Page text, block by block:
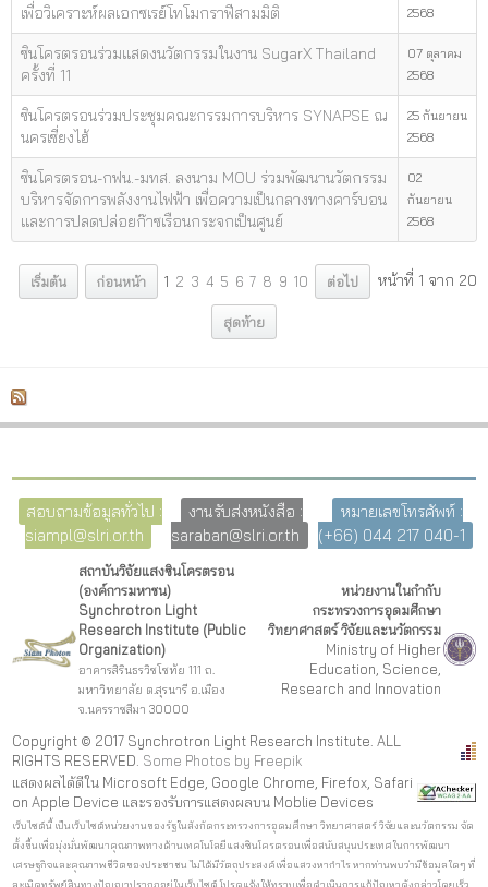
เพื่อวิเคราะห์ผลเอกซเรย์โทโมกราฟีสามมิติ
2568
ซินโครตรอนร่วมแสดงนวัตกรรมในงาน SugarX Thailand
ครั้งที่ 11
07 ตุลาคม
2568
ซินโครตรอนร่วมประชุมคณะกรรมการบริหาร SYNAPSE ณ
นครเซี่ยงไฮ้
25 กันยายน
2568
ซินโครตรอน-กฟน.-มทส. ลงนาม MOU ร่วมพัฒนานวัตกรรม
บริหารจัดการพลังงานไฟฟ้า เพื่อความเป็นกลางทางคาร์บอน
และการปลดปล่อยก๊าซเรือนกระจกเป็นศูนย์
02
กันยายน
2568
หน้าที่ 1 จาก 20
เริ่มต้น ก่อนหน้า 1 2 3 4 5 6 7 8 9 10 ต่อไป
สุดท้าย
สอบถามข้อมูลทั่วไป :
siampl@slri.or.th
งานรับส่งหนังสือ :
saraban@slri.or.th
หมายเลขโทรศัพท์ :
(+66) 044 217 040-1
สถาบันวิจัยแสงซินโครตรอน
(องค์การมหาชน)
Synchrotron Light
Research Institute (Public
Organization)
อาคารสิรินธรวิชโชทัย 111 ถ.
มหาวิทยาลัย ต.สุรนารี อ.เมือง
จ.นครราชสีมา 30000
หน่วยงานในกำกับ
กระทรวงการอุดมศึกษา
วิทยาศาสตร์ วิจัยและนวัตกรรม
Ministry of Higher
Education, Science,
Research and Innovation
Copyright © 2017 Synchrotron Light Research Institute. ALL
RIGHTS RESERVED. Some Photos by Freepik
แสดงผลได้ดีใน Microsoft Edge, Google Chrome, Firefox, Safari
on Apple Device และรองรับการแสดงผลบน Moblie Devices
เว็บไซต์นี้ เป็นเว็บไซต์หน่วยงานของรัฐในสังกัดกระทรวงการอุดมศึกษา วิทยาศาสตร์ วิจัยและนวัตกรรม จัด
ตั้งขึ้นเพื่อมุ่งมั่นพัฒนาคุณภาพทางด้านเทคโนโลยีแสงซินโครตรอนเพื่อสนับสนุนประเทศในการพัฒนา
เศรษฐกิจและคุณภาพชีวิตของประชาชน ไม่ได้มีวัตถุประสงค์เพื่อแสวงหากำไร หากท่านพบว่ามีข้อมูลใดๆ ที่
ละเมิดทรัพย์สินทางปัญญาปรากฏอยู่ในเว็บไซต์ โปรดแจ้งให้ทราบเพื่อดำเนินการแก้ปัญหาดังกล่าวโดยเร็ว